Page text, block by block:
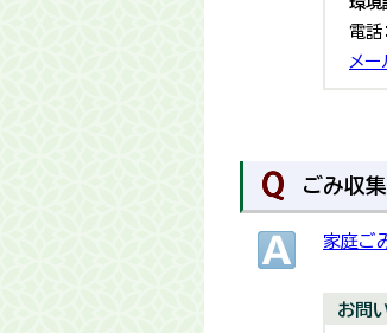
電
メー
ごみ収
家庭ご
お問